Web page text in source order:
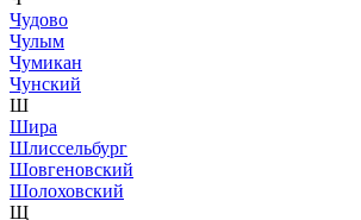
Чудово
Чулым
Чумикан
Чунский
Ш
Шира
Шлиссельбург
Шовгеновский
Шолоховский
Щ